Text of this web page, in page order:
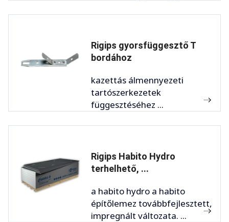
Rigips gyorsfüggesztő T
bordához
kazettás álmennyezeti
tartószerkezetek
függesztéséhez ...
Rigips Habito Hydro
terhelhető, ...
a habito hydro a habito
építőlemez továbbfejlesztett,
impregnált változata. ...